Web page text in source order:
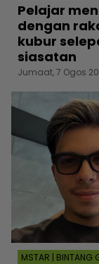
Pelajar
dengan
kubur
siasatan
Jumaat, 7 Ogos
MSTAR | BINTANG